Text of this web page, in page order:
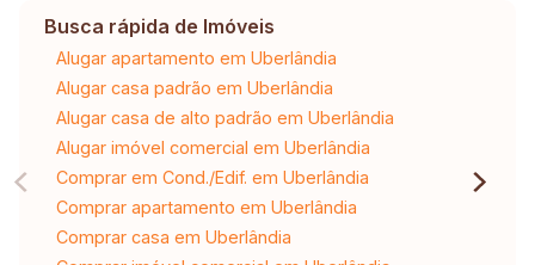
Busca rápida de Imóveis
Alugar apartamento em Uberlândia
Alugar casa padrão em Uberlândia
Alugar casa de alto padrão em Uberlândia
Alugar imóvel comercial em Uberlândia
Comprar em Cond./Edif. em Uberlândia
Comprar apartamento em Uberlândia
Comprar casa em Uberlândia